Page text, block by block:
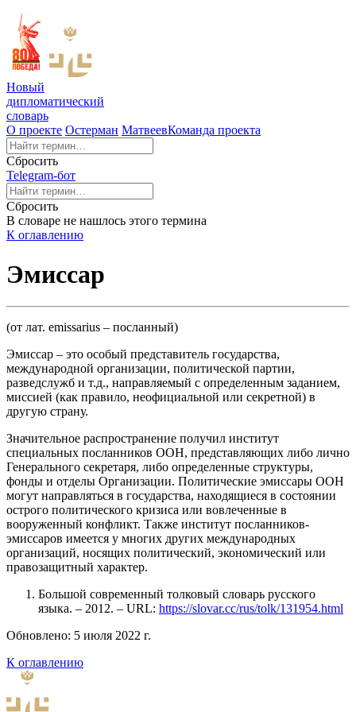
Новый
дипломатический
словарь
О проекте Остерман МатвеевКоманда проекта
Сбросить
Telegram-бот
Сбросить
В словаре не нашлось этого термина
К оглавлению
Эмиссар
(от лат. emissarius – посланный)
Эмиссар – это особый представитель государства,
международной организации, политической партии,
разведслужб и т.д., направляемый с определенным заданием,
миссией (как правило, неофициальной или секретной) в
другую страну.
Значительное распространение получил институт
специальных посланников ООН, представляющих либо лично
Генерального секретаря, либо определенные структуры,
фонды и отделы Организации. Политические эмиссары ООН
могут направляться в государства, находящиеся в состоянии
острого политического кризиса или вовлеченные в
вооруженный конфликт. Также институт посланников-
эмиссаров имеется у многих других международных
организаций, носящих политический, экономический или
правозащитный характер.
Большой современный толковый словарь русского
языка. – 2012. – URL: https://slovar.cc/rus/tolk/131954.html
Обновлено: 5 июля 2022 г.
К оглавлению